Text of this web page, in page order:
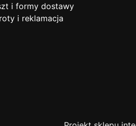
i formy dostawy
i reklamacja